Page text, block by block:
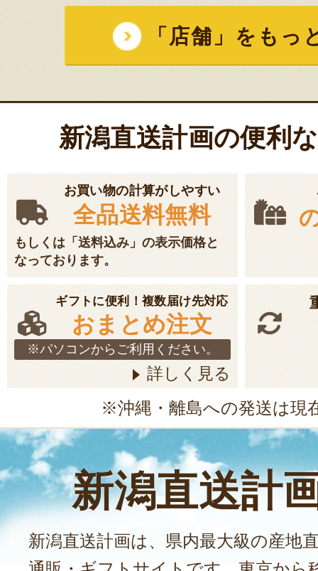
「店舗」をもっ
新潟直送計画の便利
お買い物の計算がしやすい
全品送料無料
もしくは「送料込み」の表示価格と
なっております。
ギフトに便利！複数届け先対応
おまとめ注文
※パソコンからご利用ください。
詳しく見る
※沖縄・離島への発送は現
新潟直送計
新潟直送計画は、県内最大級の産地